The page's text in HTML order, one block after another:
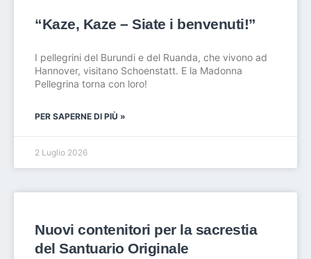
“Kaze, Kaze – Siate i benvenuti!”
I pellegrini del Burundi e del Ruanda, che vivono ad
Hannover, visitano Schoenstatt. E la Madonna
Pellegrina torna con loro!
PER SAPERNE DI PIÙ »
2 Luglio 2026
Nuovi contenitori per la sacrestia
del Santuario Originale